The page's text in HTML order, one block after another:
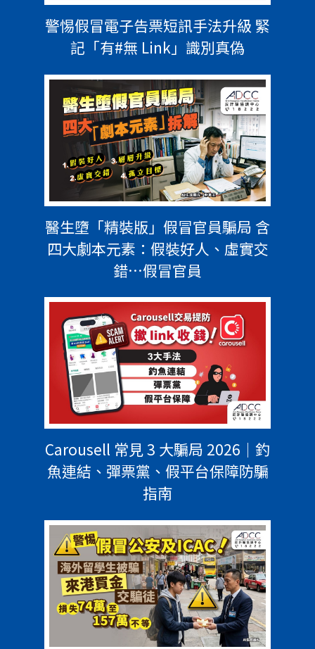
警惕假冒電子告票短訊手法升級 緊
記「有#無 Link」識別真偽
醫生墮「精裝版」假冒官員騙局 含
四大劇本元素：假裝好人、虛實交
錯…假冒官員
Carousell 常見 3 大騙局 2026｜釣
魚連結、彈票黨、假平台保障防騙
指南